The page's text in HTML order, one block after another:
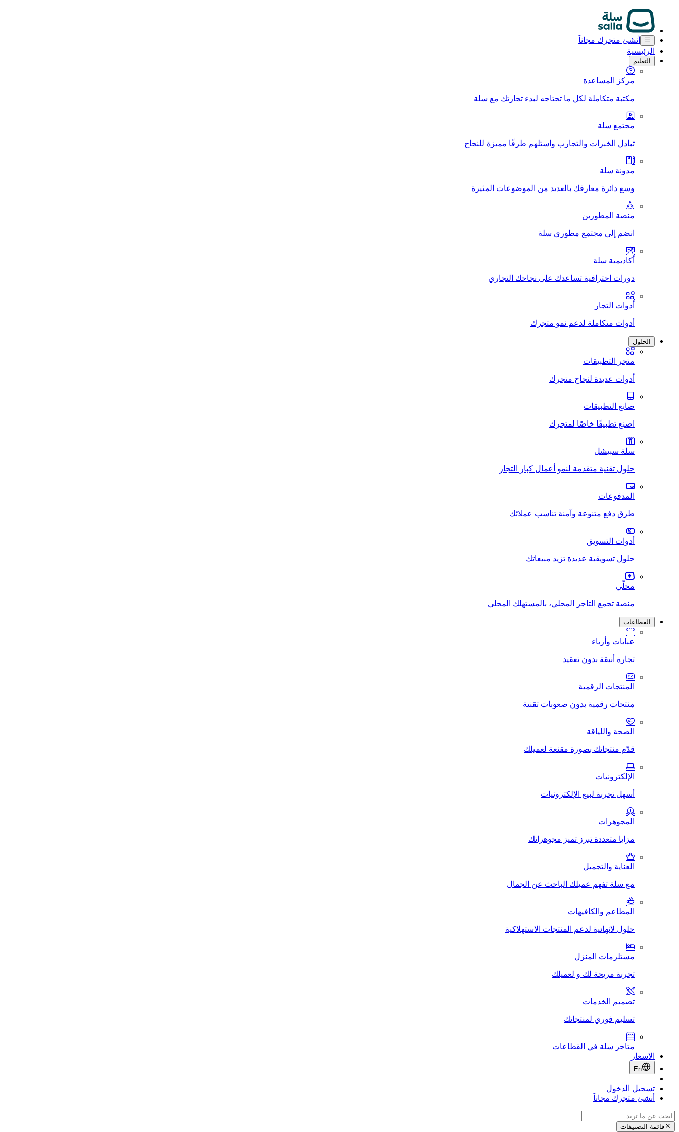
أنشئ متجرك مجاناَ
الرئيسية
التعليم
مركز المساعدة
مكتبة متكاملة لكل ما تحتاجه لبدء تجارتك مع سلة
مجتمع سلة
تبادل الخبرات والتجارب واستلهم طرقًا مميزة للنجاح
مدونة سلة
وسع دائرة معارفك بالعديد من الموضوعات المثيرة
منصة المطورين
انضم إلى مجتمع مطوري سلة
أكاديمية سلة
دورات احترافية تساعدك على نجاحك التجاري
أدوات التجار
أدوات متكاملة لدعم نمو متجرك
الحلول
متجر التطبيقات
أدوات عديدة لنجاح متجرك
صانع التطبيقات
اصنع تطبيقًا خاصًا لمتجرك
سلة سبيشل
حلول تقنية متقدمة لنمو أعمال كبار التجار
المدفوعات
طرق دفع متنوعة وآمنة تناسب عملائك
أدوات التسويق
حلول تسويقية عديدة تزيد مبيعاتك
محلّي
منصة تجمع التاجر المحلي، بالمستهلك المحلي
القطاعات
عبايات وأزياء
تجارة أنيقة بدون تعقيد
المنتجات الرقمية
منتجات رقمية بدون صعوبات تقنية
الصحة واللياقة
قدّم منتجاتك بصورة مقنعة لعميلك
الإلكترونيات
أسهل تجربة لبيع الإلكترونيات
المجوهرات
مزايا متعددة تبرز تميز مجوهراتك
العناية والتجميل
مع سلة تفهم عميلك الباحث عن الجمال
المطاعم والكافيهات
حلول لانهائية لدعم المنتجات الاستهلاكية
مستلزمات المنزل
تجربة مريحة لك و لعميلك
تصميم الخدمات
تسليم فوري لمنتجاتك
متاجر سلة في القطاعات
الاسعار
En
تسجيل الدخول
أنشئ متجرك مجاناَ
قائمة التصنيفات